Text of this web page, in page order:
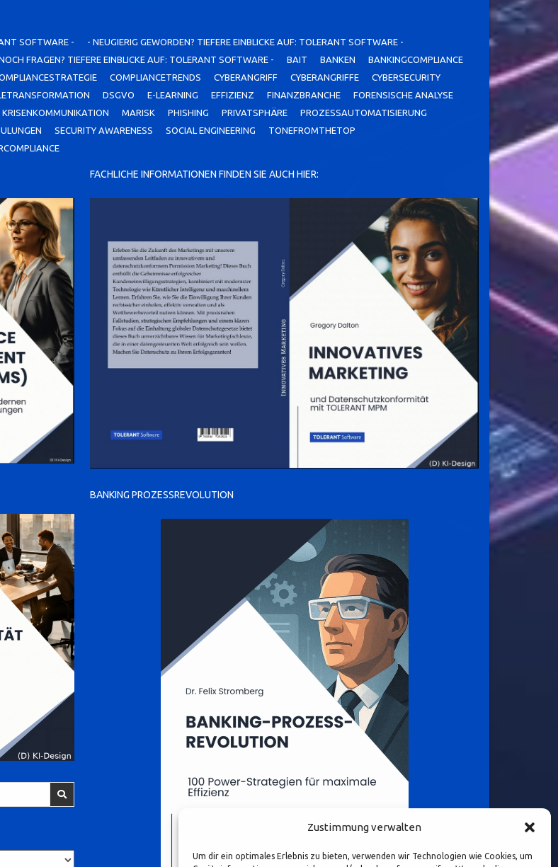
Zustimmung verwalten
Um dir ein optimales Erlebnis zu bieten, verwenden wir Technologien wie Cookies, um
SOFTWARE -
- NEUGIERIG GEWORDEN? TIEFERE EINBLICKE AUF: TOLERANT SOFTWARE -
FRAGEN? TIEFERE EINBLICKE AUF: TOLERANT SOFTWARE - BAIT BANKEN
BANKINGCOMPLIANCE
COMPLIANCETRENDS CYBERANGRIFF CYBERANGRIFFE
CYBERSECURITY
DSGVO E-LEARNING EFFIZIENZ FINANZBRANCHE
FORENSISCHE ANALYSE
KRISENKOMMUNIKATION MARISK PHISHING PRIVATSPHÄRE
PROZESSAUTOMATISIERUNG
SECURITY AWARENESS SOCIAL ENGINEERING
TONEFROMTHETOP
FACHLICHE INFORMATIONEN FINDEN SIE AUCH HIER:
BANKING PROZESSREVOLUTION